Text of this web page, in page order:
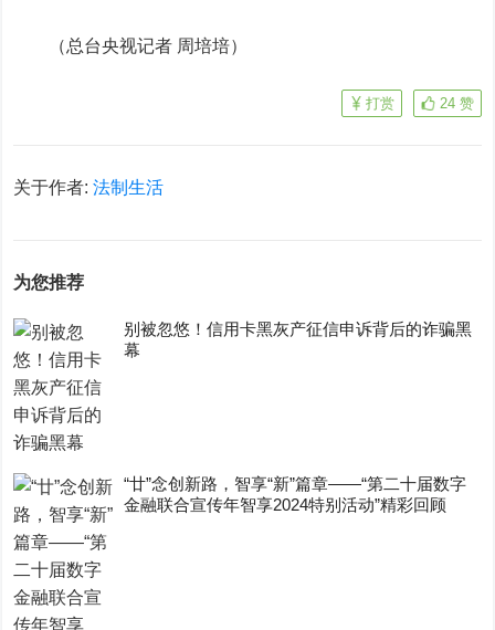
（总台央视记者 周培培）
24 赞
打赏
关于作者:法制生活
为您推荐
别被忽悠！信用卡黑灰产征信申诉背后的诈骗黑
幕
“廿”念创新路，智享“新”篇章——“第二十届数字
金融联合宣传年智享2024特别活动”精彩回顾